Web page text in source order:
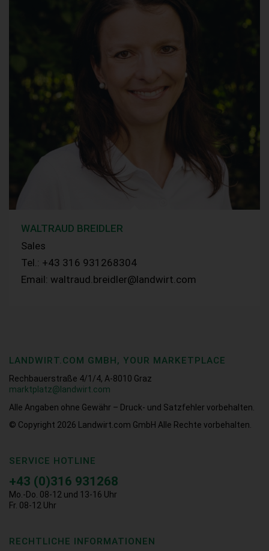
WALTRAUD BREIDLER
Sales
Tel.: +43 316 931268304
Email: waltraud.breidler@landwirt.com
LANDWIRT.COM GMBH, YOUR MARKETPLACE
Rechbauerstraße 4/1/4, A-8010 Graz
marktplatz@landwirt.com
Alle Angaben ohne Gewähr – Druck- und Satzfehler vorbehalten.
© Copyright 2026 Landwirt.com GmbH Alle Rechte vorbehalten.
SERVICE HOTLINE
+43 (0)316 931268
Mo.-Do. 08-12 und 13-16 Uhr
Fr. 08-12 Uhr
RECHTLICHE INFORMATIONEN